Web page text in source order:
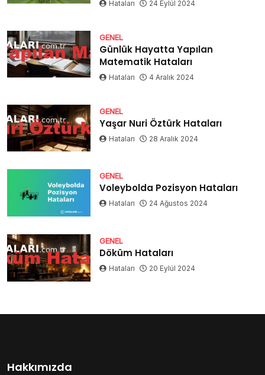
Hataları 24 Eylül 2024
GENEL
Günlük Hayatta Yapılan
Matematik Hataları
Hataları 4 Aralık 2024
GENEL
Yaşar Nuri Öztürk Hataları
Hataları 28 Aralık 2024
GENEL
Voleybolda Pozisyon Hataları
Hataları 24 Ağustos 2024
GENEL
Döküm Hataları
Hataları 20 Eylül 2024
Hakkımızda